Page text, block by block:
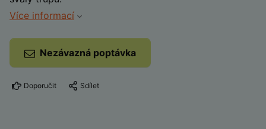
Více informací
Nezávazná poptávka
Doporučit Sdílet